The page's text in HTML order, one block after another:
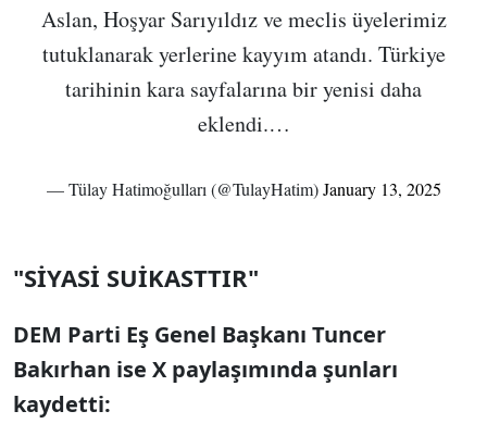
Aslan, Hoşyar Sarıyıldız ve meclis üyelerimiz
tutuklanarak yerlerine kayyım atandı. Türkiye
tarihinin kara sayfalarına bir yenisi daha
eklendi.…
— Tülay Hatimoğulları (@TulayHatim)January 13, 2025
"SİYASİ SUİKASTTIR"
DEM Parti Eş Genel Başkanı Tuncer
Bakırhan ise X paylaşımında şunları
kaydetti: